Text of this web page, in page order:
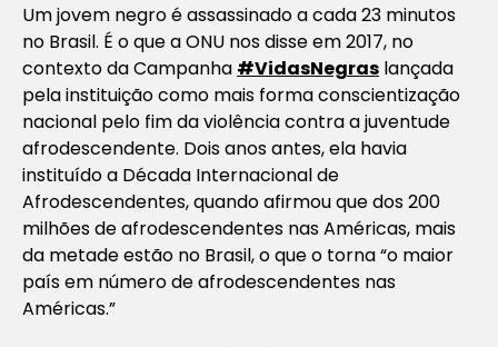
Um jovem negro é assassinado a cada 23 minutos
no Brasil. É o que a ONU nos disse em 2017, no
contexto da Campanha #VidasNegras lançada
pela instituição como mais forma conscientização
nacional pelo fim da violência contra a juventude
afrodescendente. Dois anos antes, ela havia
instituído a Década Internacional de
Afrodescendentes, quando afirmou que dos 200
milhões de afrodescendentes nas Américas, mais
da metade estão no Brasil, o que o torna “o maior
país em número de afrodescendentes nas
Américas.”